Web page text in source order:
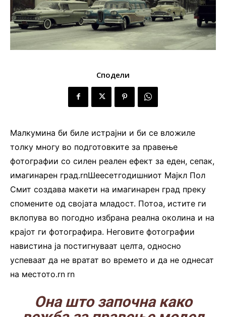
Сподели
Малкумина би биле истрајни и би се вложиле
толку многу во подготовките за правење
фотографии со силен реален ефект за еден, сепак,
имагинарен град.rnШеесетгодишниот Мајкл Пол
Смит создава макети на имагинарен град преку
спомените од својата младост. Потоа, истите ги
вклопува во погодно избрана реална околина и на
крајот ги фотографира. Неговите фотографии
навистина ја постигнуваат целта, односно
успеваат да не вратат во времето и да не однесат
на местото.rn rn
Она што започна како